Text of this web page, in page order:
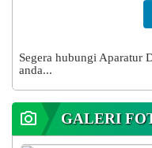
Segera hubungi Aparatur
anda...
GALERI